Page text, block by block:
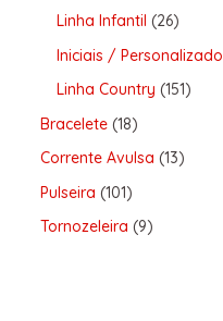
Linha Infantil 26
Iniciais /
Linha Country 151
Bracelete 18
Corrente Avulsa 13
Pulseira 101
Tornozeleira 9